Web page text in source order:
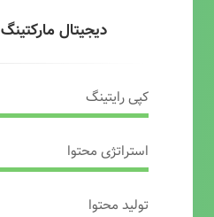
دیجیتال مارکتینگ
کپی رایتینگ
استراتژی محتوا
تولید محتوا